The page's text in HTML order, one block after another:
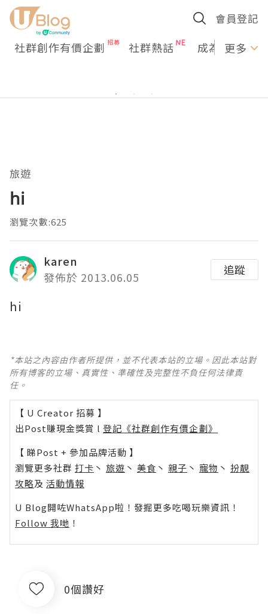
會員登記
社群創作有價企劃 社群熱話 成為U更多
旅遊
hi
瀏覽次數:625
karen
發佈於 2013.06.05
追蹤
hi
*本站之內容由作者所提供，並不代表本站的立場。因此本站對
所有博客的立場、真實性、準確性及完整性不負任何法律責
任。
【 U Creator 招募 】
出Post賺現金獎賞 l 登記《社群創作有價企劃》
【 睇Post + 參加品牌活動 】
瀏覽更多社群 打卡 丶 旅遊 丶 美食 丶 親子 丶 寵物 丶 扮靚
攻略及 活動情報
U Blog開咗WhatsApp啦！發掘更多吃喝玩樂資訊！
Follow 我哋 ！
0個讚好